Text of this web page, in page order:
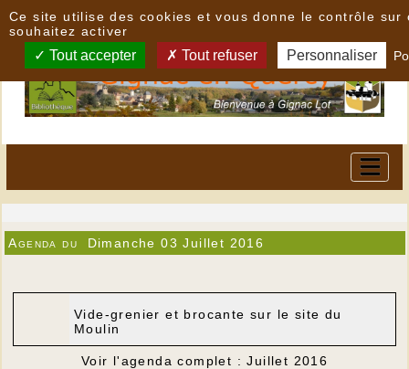
Agenda du Dimanche 03 Juillet 2016
Vide-grenier et brocante sur le site du
Moulin
Voir l'agenda complet : Juillet 2016
Ce site utilise des cookies et vous donne le contrôle sur
souhaitez activer
Tout accepter Tout refuser Personnaliser